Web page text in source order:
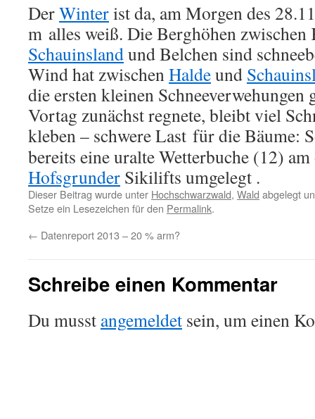
DerWinterist da, am Morgen des
m alles weiß. Die Berghöhen zwischen
Schauinslandund Belchen sind
Wind hat zwischenHaldeund
die ersten kleinen Schneeverwehungen
Vortag zunächst regnete, bleibt viel
kleben – schwere Last für die Bäume:
bereits eine uralte Wetterbuche (12)
Hofsgrunder Sikilifts umgelegt .
Dieser Beitrag wurde unter Hochschwarzwald, Wald abgelegt
Setze ein Lesezeichen für den Permalink.
← Datenreport 2013 – 20 % arm?
Schreibe einen Kommentar
Du musst angemeldet sein, um einen